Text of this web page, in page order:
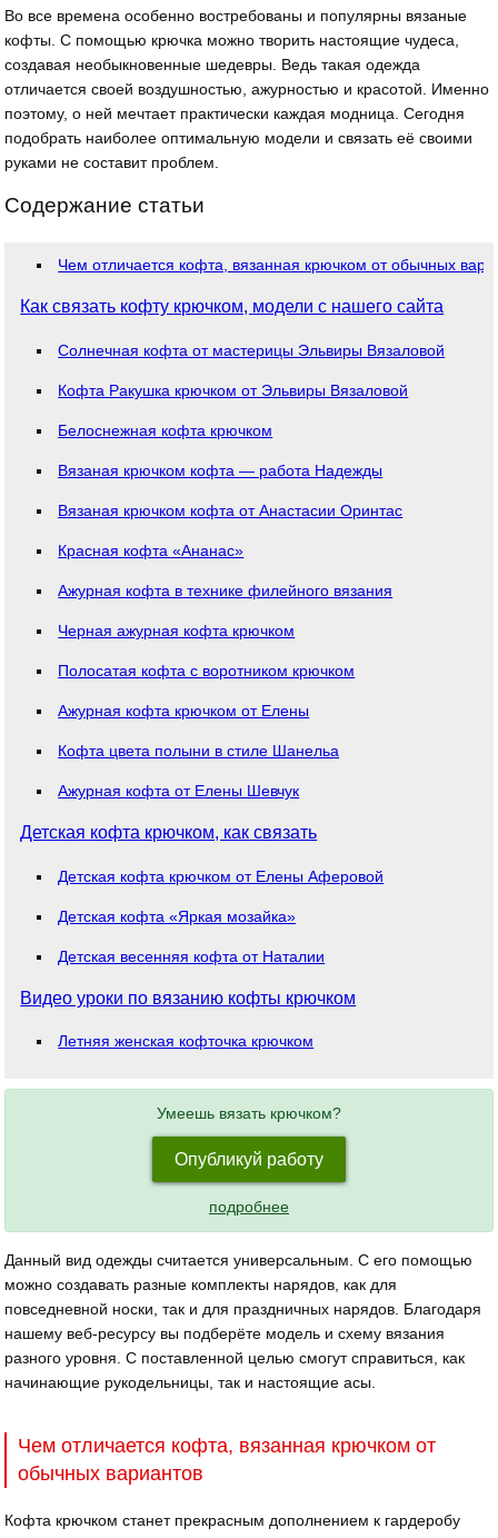
Во все времена особенно востребованы и популярны вязаные
кофты. С помощью крючка можно творить настоящие чудеса,
создавая необыкновенные шедевры. Ведь такая одежда
отличается своей воздушностью, ажурностью и красотой. Именно
поэтому, о ней мечтает практически каждая модница. Сегодня
подобрать наиболее оптимальную модели и связать её своими
руками не составит проблем.
Содержание статьи
Чем отличается кофта, вязанная крючком от обычных
Как связать кофту крючком, модели с нашего сайта
Солнечная кофта от мастерицы Эльвиры Вязаловой
Кофта Ракушка крючком от Эльвиры Вязаловой
Белоснежная кофта крючком
Вязаная крючком кофта — работа Надежды
Вязаная крючком кофта от Анастасии Оринтас
Красная кофта «Ананас»
Ажурная кофта в технике филейного вязания
Черная ажурная кофта крючком
Полосатая кофта с воротником крючком
Ажурная кофта крючком от Елены
Кофта цвета полыни в стиле Шанельa
Ажурная кофта от Елены Шевчук
Детская кофта крючком, как связать
Детская кофта крючком от Елены Аферовой
Детская кофта «Яркая мозайка»
Детская весенняя кофта от Наталии
Видео уроки по вязанию кофты крючком
Летняя женская кофточка крючком
Умеешь вязать крючком?
Опубликуй работу
подробнее
Данный вид одежды считается универсальным. С его помощью
можно создавать разные комплекты нарядов, как для
повседневной носки, так и для праздничных нарядов. Благодаря
нашему веб-ресурсу вы подберёте модель и схему вязания
разного уровня. С поставленной целью смогут справиться, как
начинающие рукодельницы, так и настоящие асы.
Чем отличается кофта, вязанная крючком от
обычных вариантов
Кофта крючком станет прекрасным дополнением к гардеробу